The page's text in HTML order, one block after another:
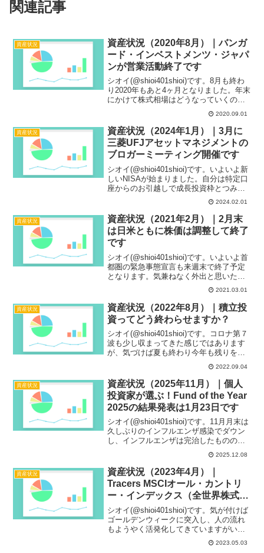
関連記事
資産状況
資産状況（2020年8月）｜バンガ
ード・インベストメンツ・ジャパ
ンが営業活動終了です
シオイ(@shioi401shioi)です。8月も終わ
り2020年もあと4ヶ月となりました。年末
にかけて株式相場はどうなっていくのか
全く先が読めません。コロナとの付き合
いもまだまだ長くなりそうだし、今年の
年末年始も家で静かに過ごしていくこ
と...
2020.09.01
資産状況
資産状況（2024年1月）｜3月に
三菱UFJアセットマネジメントの
ブロガーミーティング開催です
シオイ(@shioi401shioi)です。いよいよ新
しいNISAが始まりました。自分は特定口
座からのお引越しで成長投資枠とつみた
て投資枠の一部を埋めました。残りは毎
月つみたて投資枠で埋めていくので年間
投資の多くが終わった感があります。今
回...
2024.02.01
資産状況
資産状況（2021年2月）｜2月末
は日米ともに株価は調整して終了
です
シオイ(@shioi401shioi)です。いよいよ首
都圏の緊急事態宣言も来週末で終了予定
となります。気兼ねなく外出と思いたい
ところですが、今年は花粉の影響がひど
くて出歩きたくないくらいです。米国株
は金利上昇により株がは下落し、日経平
均も1...
2021.03.01
資産状況
資産状況（2022年8月）｜積立投
資ってどう終わらせますか？
シオイ(@shioi401shioi)です。コロナ第７
波も少し収まってきた感じではあります
が、気づけば夏も終わり今年も残りを数
えた方が早くなってしまいました。ドル
円は140円台となり、円高になる要素もな
いことからなかなかドル転に及び腰にな
り...
2022.09.04
資産状況
資産状況（2025年11月）｜個人
投資家が選ぶ！Fund of the Year
2025の結果発表は1月23日です
シオイ(@shioi401shioi)です。11月月末は
久しぶりのインフルエンザ感染でダウン
し、インフルエンザは完治したものの体
の調子は今ひとつ全快までいっていない
感じでなんとかやり過ごしています。年
末年始の休みでまた体調を崩すパターン
にな...
2025.12.08
資産状況
資産状況（2023年4月）｜
Tracers MSCIオール・カントリ
ー・インデックス（全世界株式）
が設定されましたね
シオイ(@shioi401shioi)です。気が付けば
ゴールデンウィークに突入し、人の流れ
もようやく活発化してきていますがいか
がお過ごしでしょうか？個人的に満員電
車の窮屈さが若干和らいで良かったです
2023.05.03